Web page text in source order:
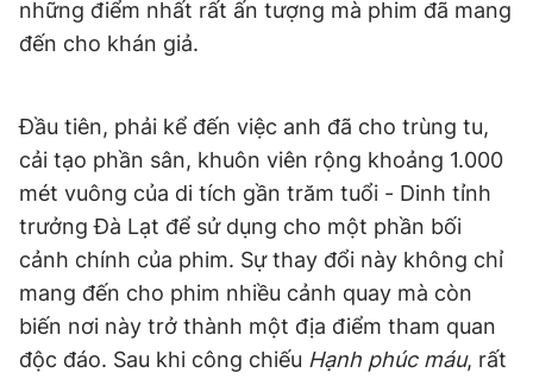
những điểm nhất rất ấn tượng mà phim đã mang
đến cho khán giả.
Đầu tiên, phải kể đến việc anh đã cho trùng tu,
cải tạo phần sân, khuôn viên rộng khoảng 1.000
mét vuông của di tích gần trăm tuổi - Dinh tỉnh
trưởng Đà Lạt để sử dụng cho một phần bối
cảnh chính của phim. Sự thay đổi này không chỉ
mang đến cho phim nhiều cảnh quay mà còn
biến nơi này trở thành một địa điểm tham quan
độc đáo. Sau khi công chiếu Hạnh phúc máu, rất